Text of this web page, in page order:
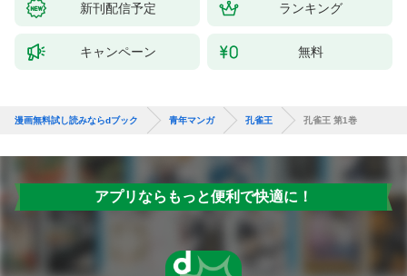
新刊配信予定 ランキング
キャンペーン 無料
漫画無料試し読みならdブック 青年マンガ 孔雀王 孔雀王 第1巻
アプリならもっと便利で快適に！